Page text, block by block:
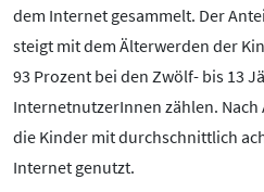
dem Internet gesammelt. Der
steigt mit dem Älterwerden der
93 Prozent bei den Zwölf- bis 13
InternetnutzerInnen zählen. Nach
die Kinder mit durchschnittlich
Internet genutzt.